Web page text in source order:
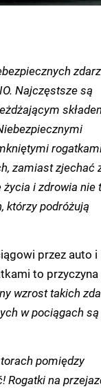
Najczęstsze są
zamiast zjechać
i zdrowia nie
którzy podróżują
przez auto i
to przyczyna
wzrost takich
w pociągach są
pomiędzy
Rogatki na